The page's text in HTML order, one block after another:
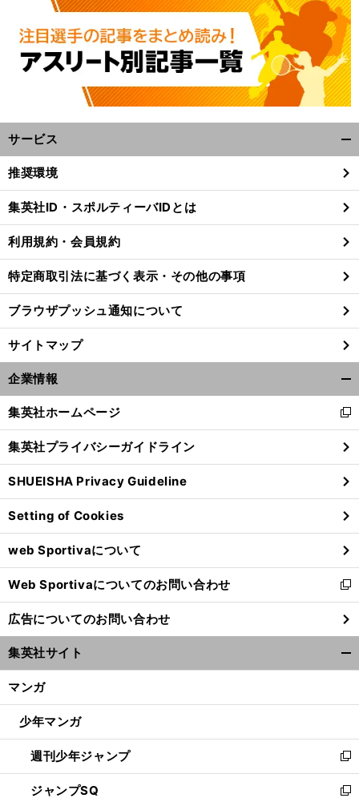
サービス
閉
る
推奨環境
集英社ID・スポルティーバIDとは
利用規約・会員規約
特定商取引法に基づく表示・その他の事項
ブラウザプッシュ通知について
サイトマップ
企業情報
閉
る
集英社ホームページ
新
し
い
ウ
ィ
ン
ド
ウ
で
開
く
集英社プライバシーガイドライン
SHUEISHA Privacy Guideline
Setting of Cookies
web Sportivaについて
Web Sportivaについてのお問い合わせ
新
し
い
ウ
ィ
ン
ウ
開
く
広告についてのお問い合わせ
集英社サイト
マンガ
少年マンガ
週刊少年ジャンプ
新
し
い
ジャンプSQ
新